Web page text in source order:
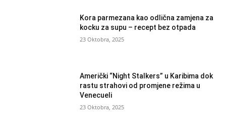
Kora parmezana kao odlična zamjena za
kocku za supu – recept bez otpada
23 Oktobra, 2025
Američki “Night Stalkers” u Karibima dok
rastu strahovi od promjene režima u
Venecueli
23 Oktobra, 2025